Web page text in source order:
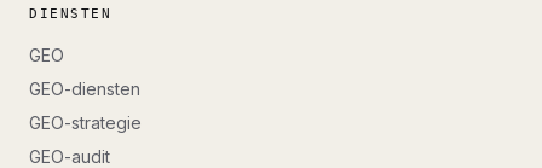
DIENSTEN
GEO
GEO-diensten
GEO-strategie
GEO-audit